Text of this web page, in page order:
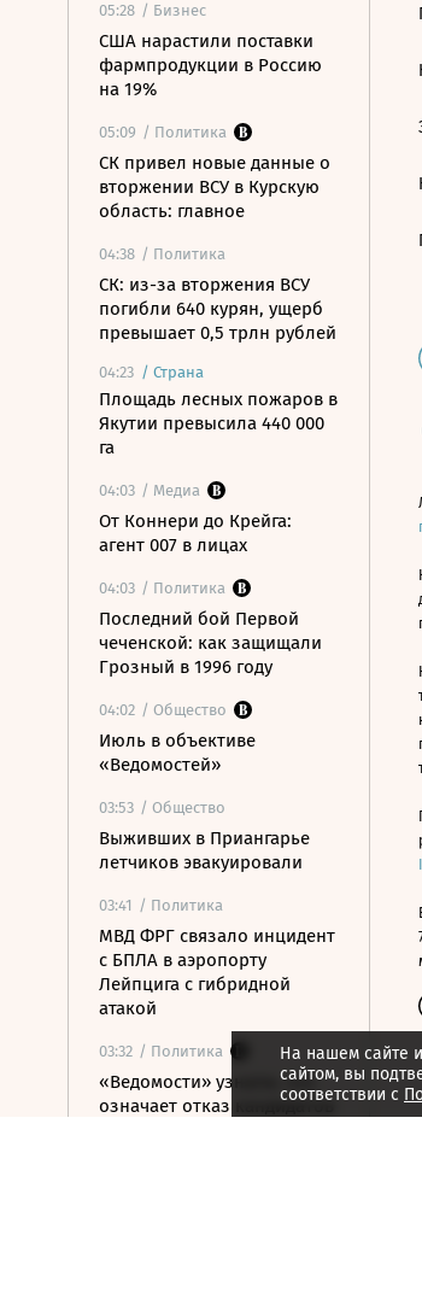
05:28 / Бизнес
США нарастили поставки
фармпродукции в Россию
на 19%
05:09 / Политика
СК привел новые данные о
вторжении ВСУ в Курскую
область: главное
04:38 / Политика
СК: из-за вторжения ВСУ
погибли 640 курян, ущерб
превышает 0,5 трлн рублей
04:23 / Страна
Площадь лесных пожаров в
Якутии превысила 440 000
га
04:03 / Медиа
От Коннери до Крейга:
агент 007 в лицах
04:03 / Политика
Последний бой Первой
чеченской: как защищали
Грозный в 1996 году
04:02 / Общество
Июль в объективе
«Ведомостей»
03:53 / Общество
Выживших в Приангарье
летчиков эвакуировали
03:41 / Политика
МВД ФРГ связало инцидент
с БПЛА в аэропорту
Лейпцига с гибридной
атакой
03:32 / Политика
«Ведомости» узнали, что
означает отказ кандидатов
На нашем сайте
сайтом, вы
соответствии с